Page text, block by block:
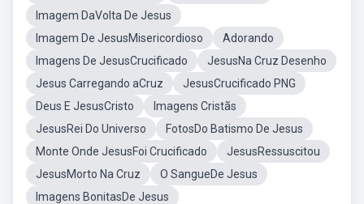
Imagem DaVolta De Jesus
Imagem De JesusMisericordioso
Adorando
Imagens De JesusCrucificado
JesusNa Cruz Desenho
Jesus Carregando aCruz
JesusCrucificado PNG
Deus E JesusCristo
Imagens Cristãs
JesusRei Do Universo
FotosDo Batismo De Jesus
Monte Onde JesusFoi Crucificado
JesusRessuscitou
JesusMorto Na Cruz
O SangueDe Jesus
Imagens BonitasDe Jesus